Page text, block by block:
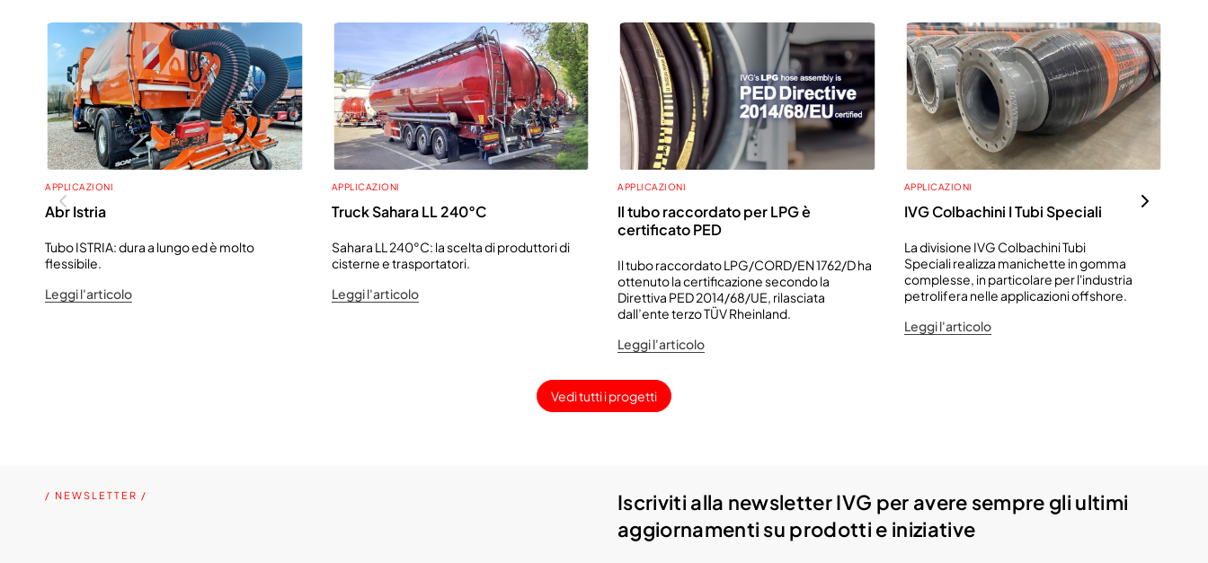
APPLICAZIONI
Abr Istria
Tubo ISTRIA: dura a lungo ed è molto
flessibile.
Leggi l'articolo
APPLICAZIONI
Truck Sahara LL 240°C
Sahara LL 240°C: la scelta di produttori di
cisterne e trasportatori.
Leggi l'articolo
APPLICAZIONI
Il tubo raccordato per LPG è
certificato PED
Il tubo raccordato LPG/CORD/EN 1762/D ha
ottenuto la certificazione secondo la
Direttiva PED 2014/68/UE, rilasciata
dall’ente terzo TÜV Rheinland.
Leggi l'articolo
APPLICAZIONI
IVG Colbachini I Tubi Speciali
La divisione IVG Colbachini Tubi
Speciali realizza manichette in gomma
complesse, in particolare per l'industria
petrolifera nelle applicazioni offshore.
Leggi l'articolo
Vedi tutti i progetti
/ NEWSLETTER /
Iscriviti alla newsletter IVG per avere sempre gli ultimi
aggiornamenti su prodotti e iniziative